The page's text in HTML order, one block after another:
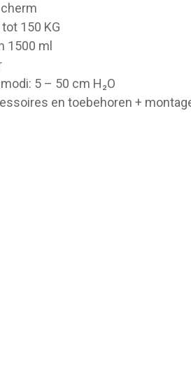
150 KG
1500 ml
5 – 50 cm H₂O
en toebehoren +